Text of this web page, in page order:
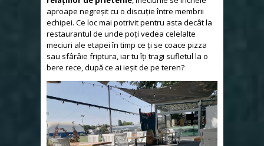
aproape negreșit cu o discuție între membrii
echipei. Ce loc mai potrivit pentru asta decât la
restaurantul de unde poți vedea celelalte
meciuri ale etapei în timp ce ți se coace pizza
sau sfârâie friptura, iar tu îți tragi sufletul la o
bere rece, după ce ai ieșit de pe teren?